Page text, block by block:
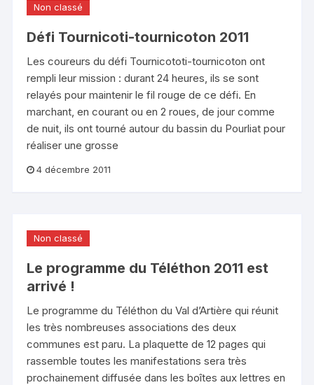
Non classé
Défi Tournicoti-tournicoton 2011
Les coureurs du défi Tournicototi-tournicoton ont
rempli leur mission : durant 24 heures, ils se sont
relayés pour maintenir le fil rouge de ce défi. En
marchant, en courant ou en 2 roues, de jour comme
de nuit, ils ont tourné autour du bassin du Pourliat pour
réaliser une grosse
4 décembre 2011
Non classé
Le programme du Téléthon 2011 est
arrivé !
Le programme du Téléthon du Val d’Artière qui réunit
les très nombreuses associations des deux
communes est paru. La plaquette de 12 pages qui
rassemble toutes les manifestations sera très
prochainement diffusée dans les boîtes aux lettres en